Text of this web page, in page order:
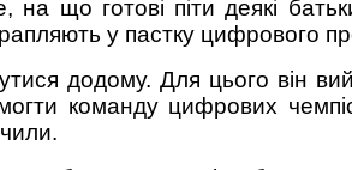
що готові піти деякі
у пастку цифрового
додому. Для цього він
команду цифрових